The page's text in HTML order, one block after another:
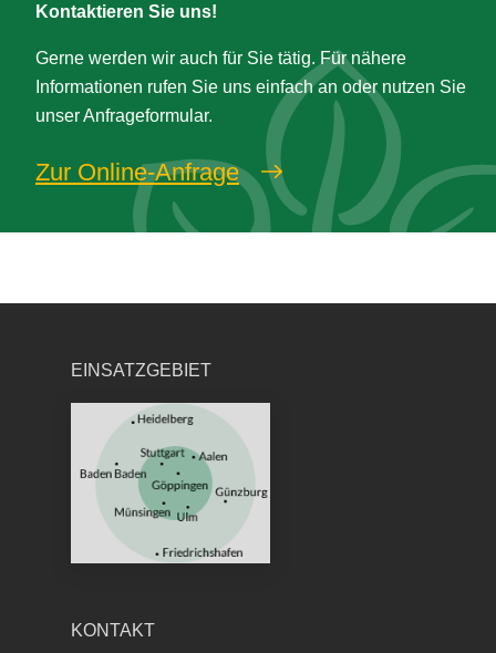
Kontaktieren Sie uns!
Gerne werden wir auch für Sie tätig. Für nähere
Informationen rufen Sie uns einfach an oder nutzen Sie
unser Anfrageformular.
Zur Online-Anfrage
EINSATZGEBIET
KONTAKT